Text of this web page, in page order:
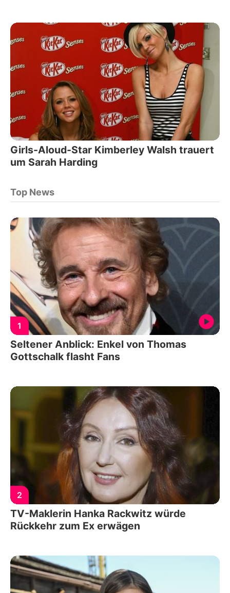
Girls-Aloud-Star Kimberley Walsh trauert
um Sarah Harding
Top News
1
Seltener Anblick: Enkel von Thomas
Gottschalk flasht Fans
2
TV-Maklerin Hanka Rackwitz würde
Rückkehr zum Ex erwägen